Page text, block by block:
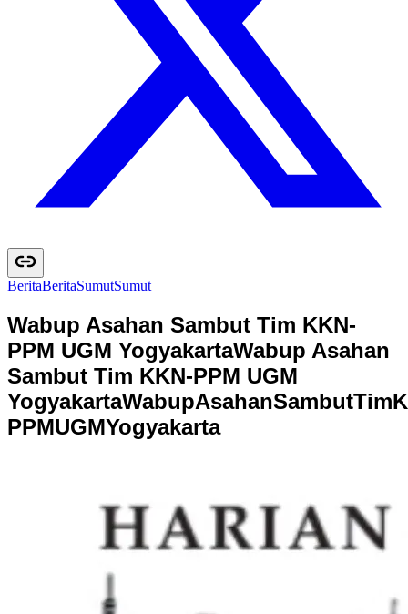
BeritaBeritaSumutSumut
Wabup Asahan Sambut Tim KKN-
PPM UGM YogyakartaWabup Asahan
Sambut Tim KKN-PPM UGM
YogyakartaWabupAsahanSambutTimK
PPMUGMYogyakarta